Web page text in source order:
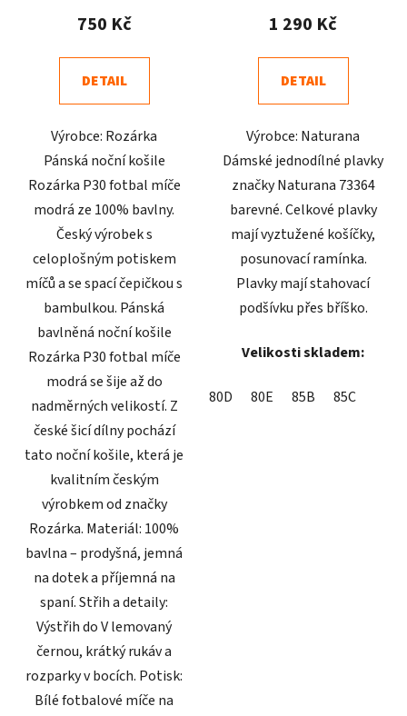
produktu
4,8
z
hvězdiček.
750 Kč
DETAIL
Výrobce: Rozárka
Pánská noční košile
Rozárka P30 fotbal míče
modrá ze 100% bavlny.
Český výrobek s
celoplošným potiskem
míčů a se spací čepičkou s
bambulkou. Pánská
bavlněná noční košile
Rozárka P30 fotbal míče
modrá se šije až do
nadměrných velikostí. Z
české šicí dílny pochází
tato noční košile, která je
kvalitním českým
výrobkem od značky
Rozárka. Materiál: 100%
bavlna – prodyšná, jemná
na dotek a příjemná na
spaní. Střih a detaily:
Výstřih do V lemovaný
černou, krátký rukáv a
rozparky v bocích. Potisk:
Bílé fotbalové míče na
produktu
4,3
z
hvězdiček.
1 290 Kč
DETAIL
Výrobce: Naturana
Dámské jednodílné plavky
značky Naturana 73364
barevné. Celkové plavky
mají vyztužené košíčky,
posunovací ramínka.
Plavky mají stahovací
podšívku přes bříško.
Velikosti skladem:
80D 80E 85B 85C